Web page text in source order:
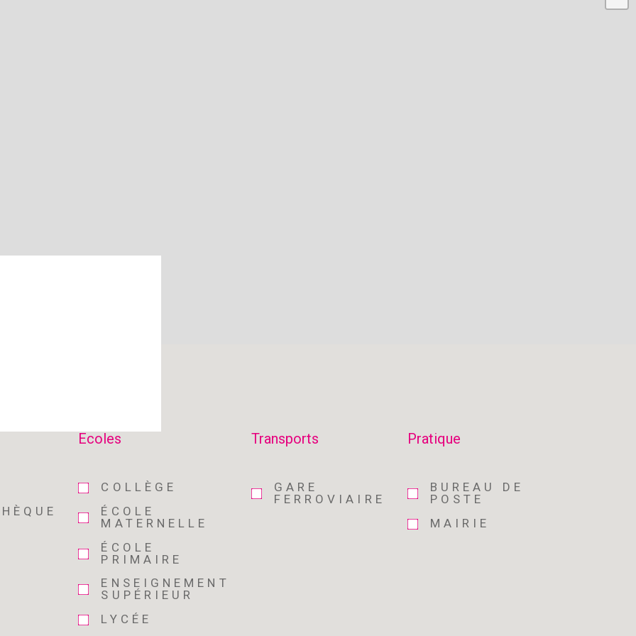
Ecoles
COLLÈGE
ÉCOLE
MATERNELLE
ÉCOLE
PRIMAIRE
ENSEIGNEMENT
SUPÉRIEUR
LYCÉE
Transports
GARE
FERROVIAIRE
Pratique
BUREAU DE
POSTE
MAIRIE